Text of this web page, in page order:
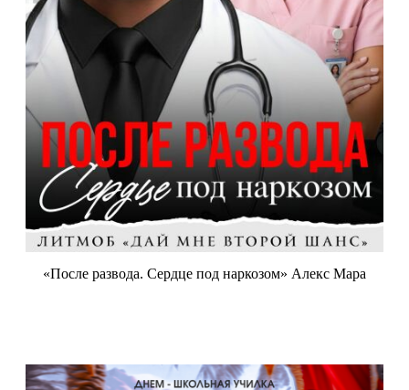
«После развода. Сердце под наркозом» Алекс Мара